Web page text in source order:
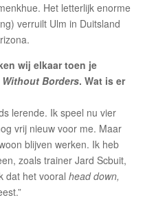
Het letterlijk enorme
verruilt Ulm in Duitsland
wij elkaar toen je
Borders. Wat is er
lerende. Ik speel nu vier
vrij nieuw voor me. Maar
blijven werken. Ik heb
zoals trainer Jard Scbuit,
dat het vooral head down,